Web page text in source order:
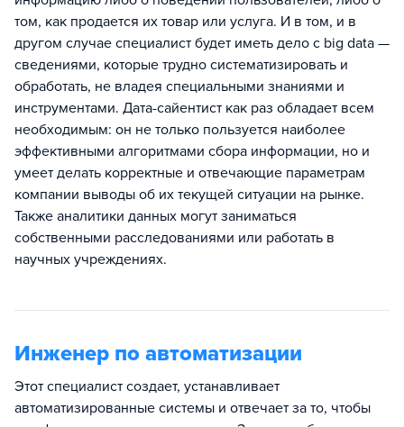
том, как продается их товар или услуга. И в том, и в
другом случае специалист будет иметь дело с big data —
сведениями, которые трудно систематизировать и
обработать, не владея специальными знаниями и
инструментами. Дата-сайентист как раз обладает всем
необходимым: он не только пользуется наиболее
эффективными алгоритмами сбора информации, но и
умеет делать корректные и отвечающие параметрам
компании выводы об их текущей ситуации на рынке.
Также аналитики данных могут заниматься
собственными расследованиями или работать в
научных учреждениях.
Инженер по автоматизации
Этот специалист создает, устанавливает
автоматизированные системы и отвечает за то, чтобы